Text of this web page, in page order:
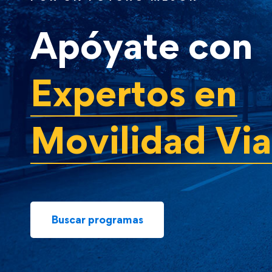
Apóyate con
Expertos en
Movilidad
Buscar programas